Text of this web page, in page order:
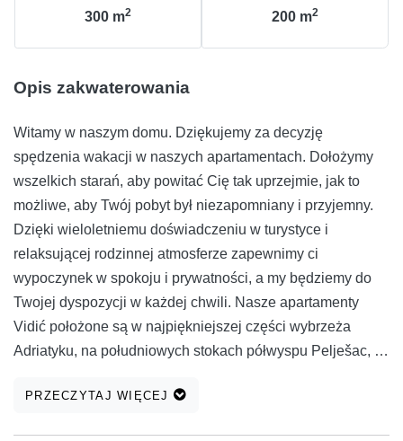
300 m2 200 m2
Opis zakwaterowania
Witamy w naszym domu. Dziękujemy za decyzję
spędzenia wakacji w naszych apartamentach. Dołożymy
wszelkich starań, aby powitać Cię tak uprzejmie, jak to
możliwe, aby Twój pobyt był niezapomniany i przyjemny.
Dzięki wieloletniemu doświadczeniu w turystyce i
relaksującej rodzinnej atmosferze zapewnimy ci
wypoczynek w spokoju i prywatności, a my będziemy do
Twojej dyspozycji w każdej chwili. Nasze apartamenty
Vidić położone są w najpiękniejszej części wybrzeża
Adriatyku, na południowych stokach półwyspu Pelješac, w
sceneria, piękna przyroda, interesująca kultura i zdrowy
PRZECZYTAJ WIĘCEJ